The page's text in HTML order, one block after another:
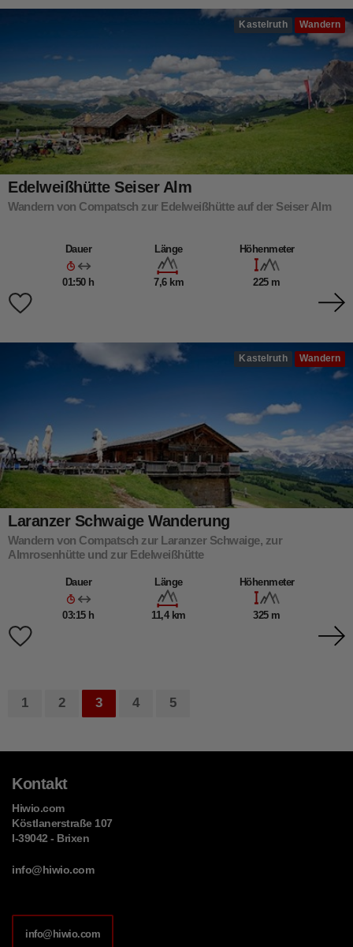
Kastelruth Wandern
Edelweißhütte Seiser Alm
Wandern von Compatsch zur Edelweißhütte auf der Seiser Alm
Dauer
01:50 h
Länge
7,6 km
Höhenmeter
225 m
Kastelruth Wandern
Laranzer Schwaige Wanderung
Wandern von Compatsch zur Laranzer Schwaige, zur
Almrosenhütte und zur Edelweißhütte
Dauer
03:15 h
Länge
11,4 km
Höhenmeter
325 m
1 2 3 4 5
Kontakt
Hiwio.com
Köstlanerstraße 107
I-39042 - Brixen
info@hiwio.com
info@hiwio.com